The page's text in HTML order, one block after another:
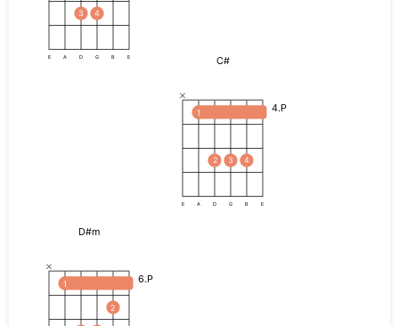
3 4
E A D G B E C#
4.P
1
2 3 4
E A D G B E
D#m
6.P
1
2